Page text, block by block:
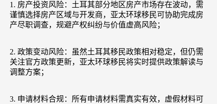
1. 房产投资风险：土耳其部分地区房产市场存在波动，需
谨慎选择房产区域与开发商，亚太环球移民可协助完成房
产尽职调查，规避产权纠纷与价值虚高风险；
2. 政策变动风险：虽然土耳其移民政策相对稳定，但仍需
关注官方政策更新，亚太环球移民将实时提供政策解读与
调整方案；
3. 申请材料合规：所有申请材料需真实有效，虚假材料可